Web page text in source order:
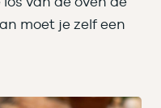
moet je zelf een